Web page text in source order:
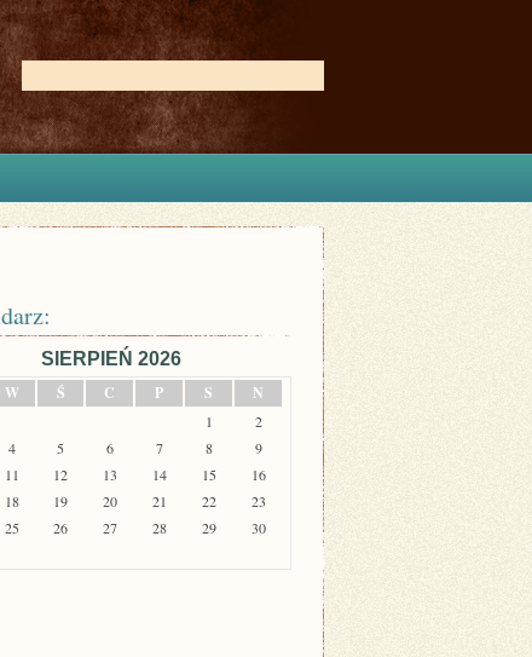
SIERPIEŃ 2026
W Ś C P S N
1
2
4 5 6 7 8
9
11 12 13 14 15
16
18 19 20 21 22
23
25 26 27 28 29
30